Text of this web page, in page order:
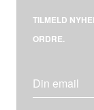
TILMELD
ORDRE.